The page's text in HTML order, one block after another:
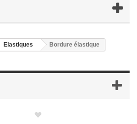
Elastiques Bordure élastique